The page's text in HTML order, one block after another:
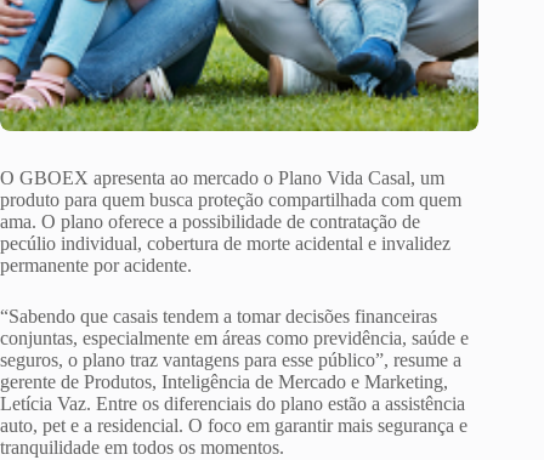
O GBOEX apresenta ao mercado o Plano Vida Casal, um
produto para quem busca proteção compartilhada com quem
ama. O plano oferece a possibilidade de contratação de
pecúlio individual, cobertura de morte acidental e invalidez
permanente por acidente.
“Sabendo que casais tendem a tomar decisões financeiras
conjuntas, especialmente em áreas como previdência, saúde e
seguros, o plano traz vantagens para esse público”, resume a
gerente de Produtos, Inteligência de Mercado e Marketing,
Letícia Vaz. Entre os diferenciais do plano estão a assistência
auto, pet e a residencial. O foco em garantir mais segurança e
tranquilidade em todos os momentos.